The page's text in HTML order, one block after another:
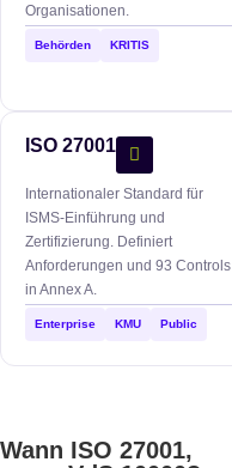
Organisationen.
Behörden KRITIS
ISO 27001
Internationaler Standard für
ISMS-Einführung und
Zertifizierung. Definiert
Anforderungen und 93 Controls
in Annex A.
Enterprise KMU Public
Wann ISO 27001,